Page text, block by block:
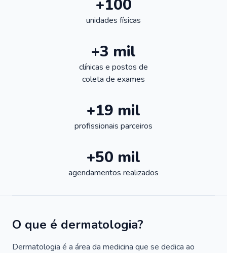
+100
unidades físicas
+3 mil
clínicas e postos de
coleta de exames
+19 mil
profissionais parceiros
+50 mil
agendamentos realizados
O que é dermatologia?
Dermatologia é a área da medicina que se dedica ao